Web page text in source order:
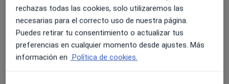
Servicios y precios
Primera visita informativa gratuita
Servicio gratuito Detalles Reservar cita
rechazas todas las cookies, solo utilizaremos las
necesarias para el correcto uso de nuestra página.
Puedes retirar tu consentimiento o actualizar tus
preferencias en cualquier momento desde ajustes. Más
información en Política de cookies.